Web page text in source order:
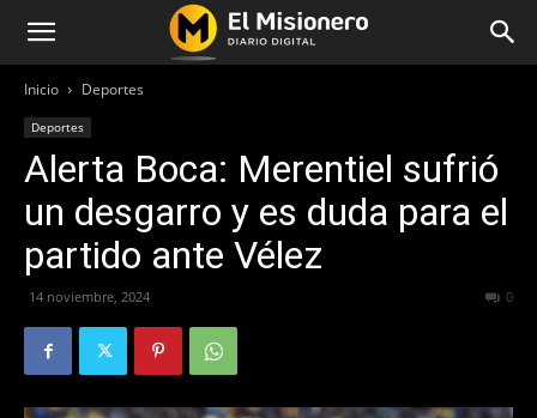
Inicio Deportes
Deportes
Alerta Boca: Merentiel sufrió
un desgarro y es duda para el
partido ante Vélez
14 noviembre, 2024 0